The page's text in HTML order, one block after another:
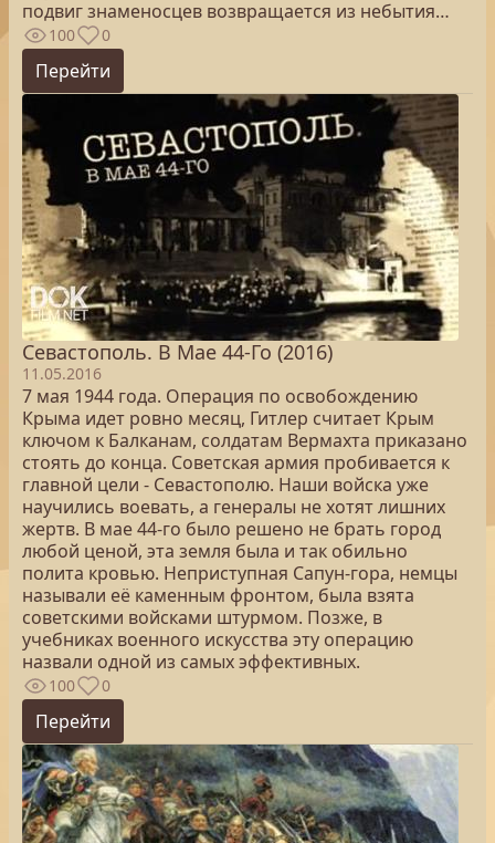
подвиг знаменосцев возвращается из небытия…
100 0
Перейти
Севастополь. В Мае 44-Го (2016)
11.05.2016
7 мая 1944 года. Операция по освобождению
Крыма идет ровно месяц, Гитлер считает Крым
ключом к Балканам, солдатам Вермахта приказано
стоять до конца. Советская армия пробивается к
главной цели - Севастополю. Наши войска уже
научились воевать, а генералы не хотят лишних
жертв. В мае 44-го было решено не брать город
любой ценой, эта земля была и так обильно
полита кровью. Неприступная Сапун-гора, немцы
называли её каменным фронтом, была взята
советскими войсками штурмом. Позже, в
учебниках военного искусства эту операцию
назвали одной из самых эффективных.
100 0
Перейти